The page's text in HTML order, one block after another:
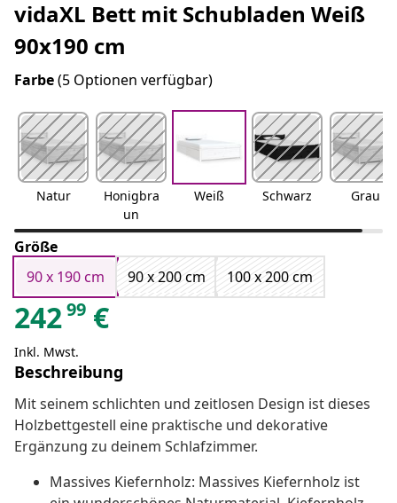
vidaXL Bett mit Schubladen Weiß
90x190 cm
Farbe(5 Optionen verfügbar)
Natur
Honigbra
un
Weiß Schwarz Grau
Größe
90 x 190 cm
90 x 200 cm 100 x 200 cm
24299 €
Inkl. Mwst.
Beschreibung
Mit seinem schlichten und zeitlosen Design ist dieses
Holzbettgestell eine praktische und dekorative
Ergänzung zu deinem Schlafzimmer.
Massives Kiefernholz: Massives Kiefernholz ist